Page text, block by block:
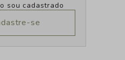
sou cadastrado
se